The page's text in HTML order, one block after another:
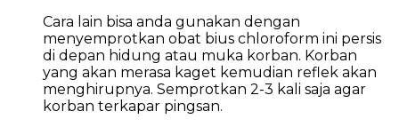
Cara lain bisa anda gunakan dengan
menyemprotkan obat bius chloroform ini persis
di depan hidung atau muka korban. Korban
yang akan merasa kaget kemudian reflek akan
menghirupnya. Semprotkan 2-3 kali saja agar
korban terkapar pingsan.